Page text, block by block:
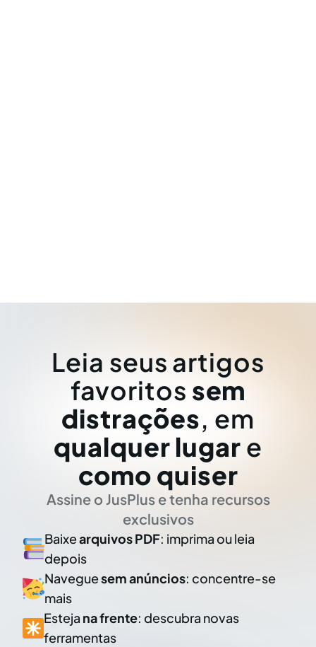
Leia seus artigos
favoritos sem
distrações, em
qualquer lugar e
como quiser
Assine o JusPlus e tenha recursos
exclusivos
Baixearquivos PDF: imprima ou leia
depois
Naveguesem anúncios: concentre-se
mais
Esteja na frente: descubra novas
ferramentas